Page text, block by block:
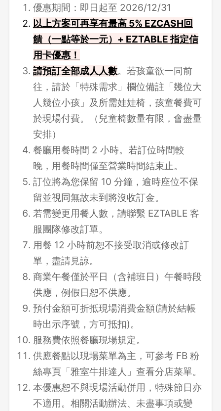
優惠期間：即日起至 2026/12/31
以上方案可再享有最高 5% EZCASH回
饋（一點等於一元）+ EZTABLE 指定信
用卡優惠！
請預訂全部成人人數。若孩童欲一同前
往，請於「特殊需求」欄位備註「幾位大
人幾位小孩」及所需娃娃椅，孩童餐費可
於現場付費。（兒童椅數量有限，會盡量
安排）
餐廳用餐時間 2 小時。若訂位時間較
晚，用餐時間僅至營業時間結束止。
訂位將為您保留 10 分鐘，逾時座位不保
留並視同無故未到將沒收訂金。
若需變更用餐人數，請聯繫 EZTABLE 客
服團隊修改訂單。
用餐 12 小時前恕不接受取消或修改訂
單，盡請見諒。
商業午餐僅於平日（含補班日）午餐時段
供應，例假日恕不供應。
預付金額可折抵現場消費金額(請於結帳
時出示序號，方可抵扣)。
服務費依照餐廳現場規定。
供應餐點以現場菜單為主，可參考 FB 粉
絲專頁「雅室牛排達人」查看分店菜單。
本優惠恕不與現場活動併用，特殊節日亦
不適用。相關活動辦法、未盡事項或變